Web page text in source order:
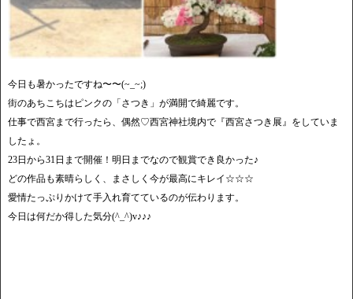
今日も暑かったですね〜〜(~_~;)
街のあちこちはピンクの「さつき」が満開で綺麗です。
仕事で西宮まで行ったら、偶然♡西宮神社境内で『西宮さつき展』をしていま
したょ。
23日から31日まで開催！明日までなので観賞でき良かった♪
どの作品も素晴らしく、まさしく今が最高にキレイ☆☆☆
愛情たっぷりかけて手入れ育てているのが伝わります。
今日は何だか得した気分(^_^)v♪♪♪